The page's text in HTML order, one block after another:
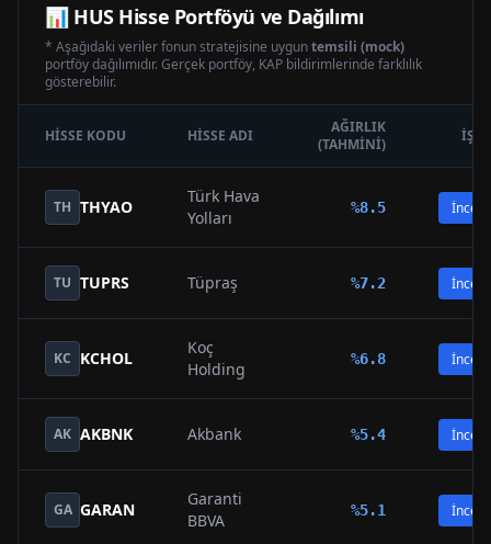
📊 HUSHisse Portföyü ve Dağılımı
* Aşağıdaki veriler fonun stratejisine uyguntemsili (mock)
portföy dağılımıdır. Gerçek portföy, KAP bildirimlerinde farklılık
gösterebilir.
HISSE KODU HISSE ADI
AĞIRLIK
(TAHMINI)
TH THYAO
Türk Hava
Yolları
%8.5 İncele
TU TUPRS Tüpraş %7.2 İncele
KC KCHOL
Koç
Holding
%6.8 İncele
AK AKBNK Akbank %5.4 İncele
GA GARAN
Garanti
BBVA
%5.1 İncele